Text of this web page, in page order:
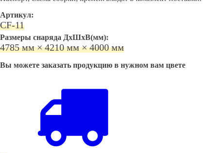
Артикул:
CF-11
Размеры снаряда ДхШхВ(мм):
4785 мм × 4210 мм × 4000 мм
Вы можете заказать продукцию в нужном вам цвете